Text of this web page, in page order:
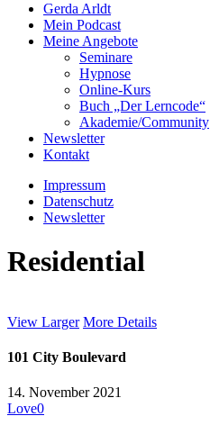
Gerda Arldt
Mein Podcast
Meine Angebote
Seminare
Hypnose
Online-Kurs
Buch „Der Lerncode“
Akademie/Community
Newsletter
Kontakt
Impressum
Datenschutz
Newsletter
Residential
View Larger More Details
101 City Boulevard
14. November 2021
Love0